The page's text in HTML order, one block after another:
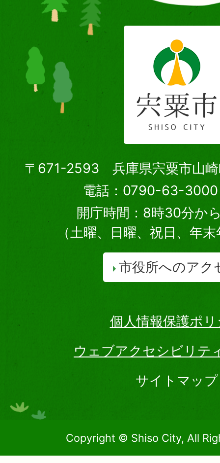
〒671-2593 兵庫県宍粟市山崎
電話：0790-63-3000
開庁時間：8時30分か
（土曜、日曜、祝日、年
市役所へのアク
個人情報保護ポ
ウェブアクセシビリテ
サイトマップ
Copyright © Shiso City, All